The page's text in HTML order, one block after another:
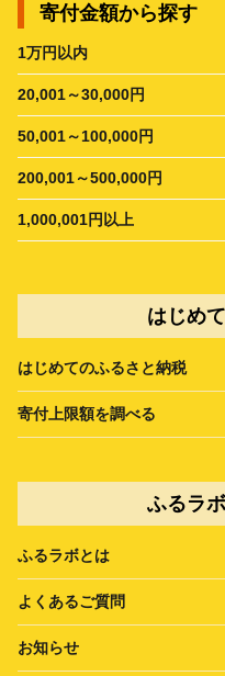
寄付金額から探す
1万円以内
20,001～30,000円
50,001～100,000円
200,001～500,000円
1,000,001円以上
はじめ
はじめてのふるさと納税
寄付上限額を調べる
ふるラ
ふるラボとは
よくあるご質問
お知らせ